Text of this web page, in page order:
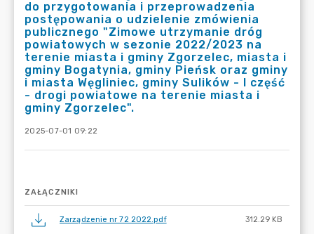
do przygotowania i przeprowadzenia
postępowania o udzielenie zmówienia
publicznego "Zimowe utrzymanie dróg
powiatowych w sezonie 2022/2023 na
terenie miasta i gminy Zgorzelec, miasta i
gminy Bogatynia, gminy Pieńsk oraz gminy
i miasta Węgliniec, gminy Sulików - I część
- drogi powiatowe na terenie miasta i
gminy Zgorzelec".
2025-07-01 09:22
ZAŁĄCZNIKI
Zarządzenie nr 72 2022.pdf 312.29 KB